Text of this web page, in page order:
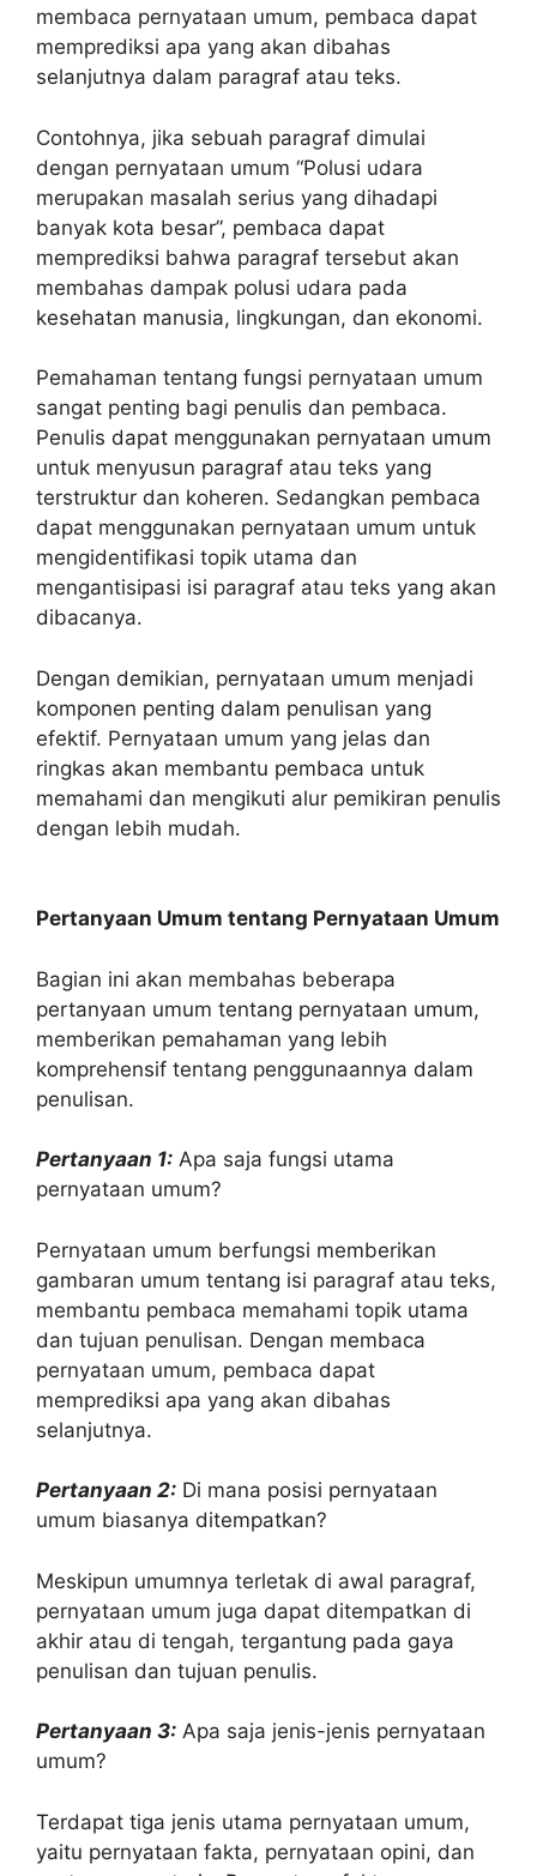
membaca pernyataan umum, pembaca dapat
memprediksi apa yang akan dibahas
selanjutnya dalam paragraf atau teks.
Contohnya, jika sebuah paragraf dimulai
dengan pernyataan umum “Polusi udara
merupakan masalah serius yang dihadapi
banyak kota besar”, pembaca dapat
memprediksi bahwa paragraf tersebut akan
membahas dampak polusi udara pada
kesehatan manusia, lingkungan, dan ekonomi.
Pemahaman tentang fungsi pernyataan umum
sangat penting bagi penulis dan pembaca.
Penulis dapat menggunakan pernyataan umum
untuk menyusun paragraf atau teks yang
terstruktur dan koheren. Sedangkan pembaca
dapat menggunakan pernyataan umum untuk
mengidentifikasi topik utama dan
mengantisipasi isi paragraf atau teks yang akan
dibacanya.
Dengan demikian, pernyataan umum menjadi
komponen penting dalam penulisan yang
efektif. Pernyataan umum yang jelas dan
ringkas akan membantu pembaca untuk
memahami dan mengikuti alur pemikiran penulis
dengan lebih mudah.
Pertanyaan Umum tentang Pernyataan Umum
Bagian ini akan membahas beberapa
pertanyaan umum tentang pernyataan umum,
memberikan pemahaman yang lebih
komprehensif tentang penggunaannya dalam
penulisan.
Pertanyaan 1: Apa saja fungsi utama
pernyataan umum?
Pernyataan umum berfungsi memberikan
gambaran umum tentang isi paragraf atau teks,
membantu pembaca memahami topik utama
dan tujuan penulisan. Dengan membaca
pernyataan umum, pembaca dapat
memprediksi apa yang akan dibahas
selanjutnya.
Pertanyaan 2: Di mana posisi pernyataan
umum biasanya ditempatkan?
Meskipun umumnya terletak di awal paragraf,
pernyataan umum juga dapat ditempatkan di
akhir atau di tengah, tergantung pada gaya
penulisan dan tujuan penulis.
Pertanyaan 3: Apa saja jenis-jenis pernyataan
umum?
Terdapat tiga jenis utama pernyataan umum,
yaitu pernyataan fakta, pernyataan opini, dan